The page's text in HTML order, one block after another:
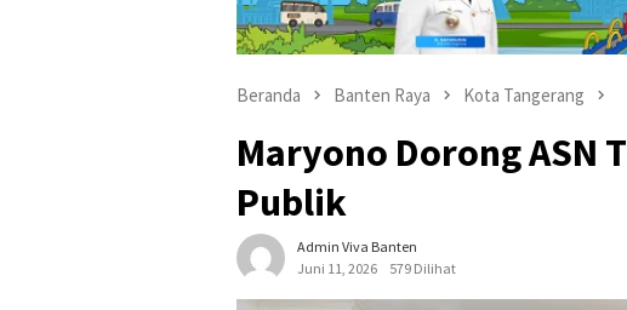
Beranda Banten Raya Kota Tangerang
Maryono Dorong ASN
Publik
Admin Viva Banten
Juni 11, 2026
579 Dilihat